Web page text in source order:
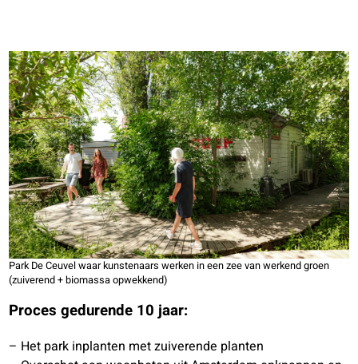
Park De Ceuvel waar kunstenaars werken in een zee van werkend groen
(zuiverend + biomassa opwekkend)
Proces gedurende 10 jaar:
Het park inplanten met zuiverende planten